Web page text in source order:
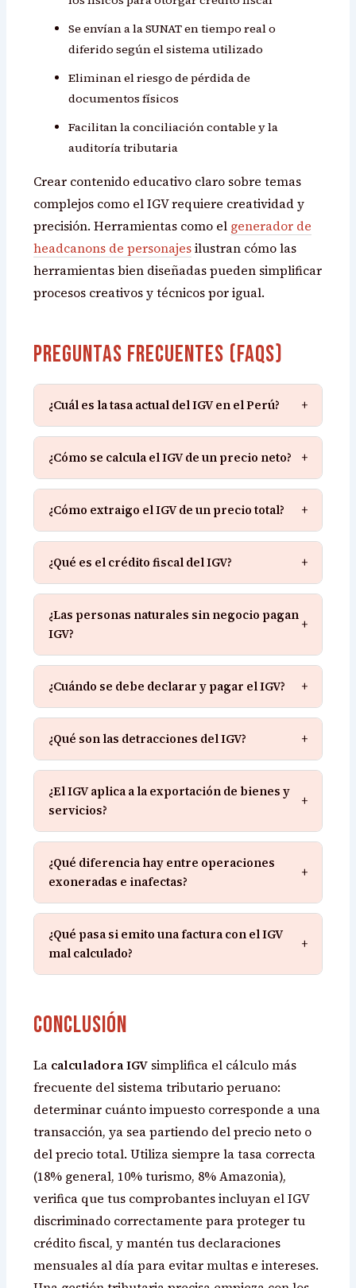
Se envían a la SUNAT en tiempo real o
diferido según el sistema utilizado
Eliminan el riesgo de pérdida de
documentos físicos
Facilitan la conciliación contable y la
auditoría tributaria
Crear contenido educativo claro sobre temas
complejos como el IGV requiere creatividad y
precisión. Herramientas como el generador de
headcanons de personajesilustran cómo las
herramientas bien diseñadas pueden simplificar
procesos creativos y técnicos por igual.
Preguntas Frecuentes (FAQs)
¿Cuál es la tasa actual del IGV en el Perú? +
¿Cómo se calcula el IGV de un precio neto? +
¿Cómo extraigo el IGV de un precio total? +
¿Qué es el crédito fiscal del IGV? +
¿Las personas naturales sin negocio pagan
IGV?
+
¿Cuándo se debe declarar y pagar el IGV? +
¿Qué son las detracciones del IGV? +
¿El IGV aplica a la exportación de bienes y
servicios?
+
¿Qué diferencia hay entre operaciones
exoneradas e inafectas?
+
¿Qué pasa si emito una factura con el IGV
mal calculado?
+
Conclusión
La calculadora IGV simplifica el cálculo más
frecuente del sistema tributario peruano:
determinar cuánto impuesto corresponde a una
transacción, ya sea partiendo del precio neto o
del precio total. Utiliza siempre la tasa correcta
(18% general, 10% turismo, 8% Amazonia),
verifica que tus comprobantes incluyan el IGV
discriminado correctamente para proteger tu
crédito fiscal, y mantén tus declaraciones
mensuales al día para evitar multas e intereses.